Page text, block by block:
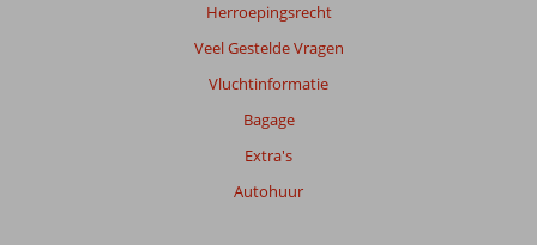
Herroepingsrecht
Veel Gestelde Vragen
Vluchtinformatie
Bagage
Extra's
Autohuur